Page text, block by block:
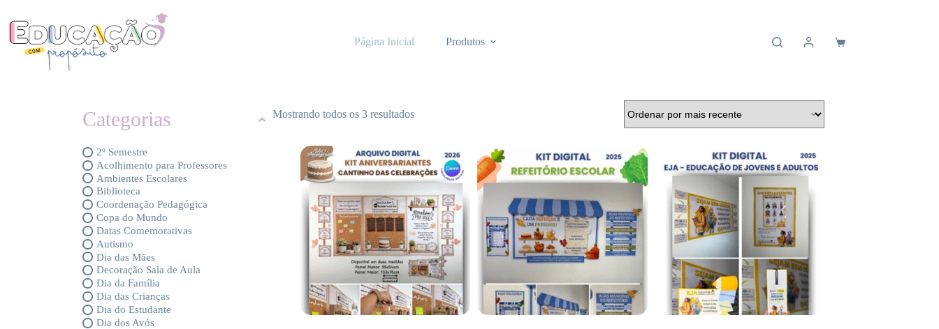
Página Inicial Produtos
Categorias
2º Semestre
Acolhimento para Professores
Ambientes Escolares
Biblioteca
Coordenação Pedagógica
Copa do Mundo
Datas Comemorativas
Autismo
Dia das Mães
Decoração Sala de Aula
Dia da Família
Dia das Crianças
Dia do Estudante
Dia dos Avós
Mostrando todos os 3 resultados